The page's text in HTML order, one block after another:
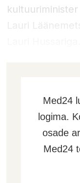
Lauri
Med24
logima.
osade
Med24